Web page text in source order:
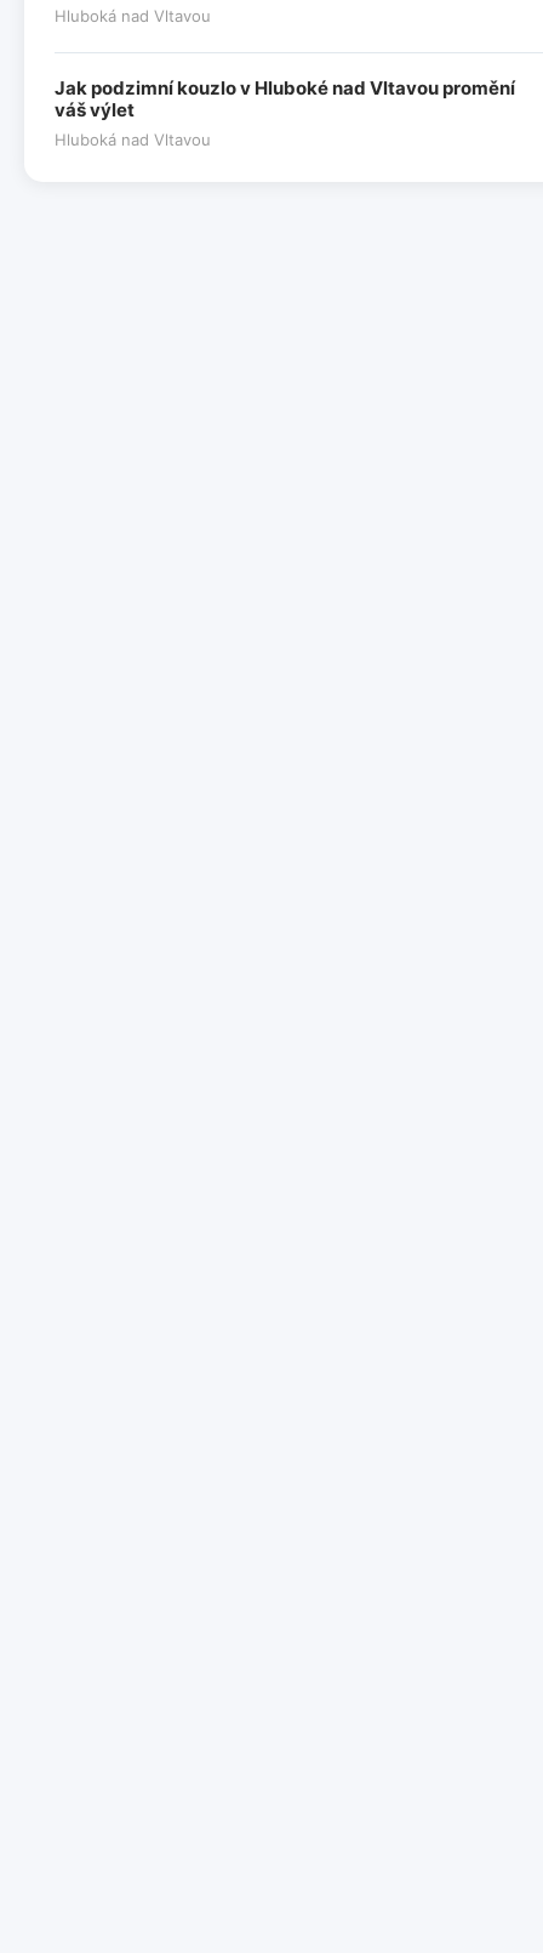
Hluboká nad Vltavou
Jak podzimní kouzlo v Hluboké nad Vltavou promění
váš výlet
Hluboká nad Vltavou